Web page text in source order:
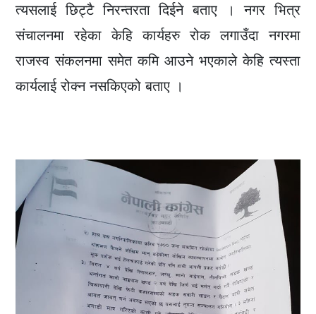
त्यसलाई छिट्टै निरन्तरता दिईने बताए । नगर भित्र
संचालनमा रहेका केहि कार्यहरु रोक लगाउँदा नगरमा
राजस्व संकलनमा समेत कमि आउने भएकाले केहि त्यस्ता
कार्यलाई रोक्न नसकिएको बताए ।